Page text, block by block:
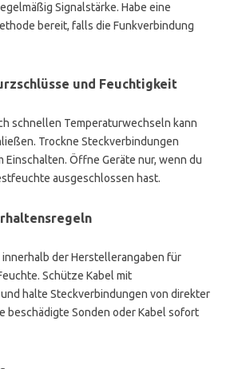
Signalstärke. Habe eine
bereit, falls die Funkverbindung
und Feuchtigkeit
schnellen Temperaturwechseln kann
Trockne Steckverbindungen
Einschalten. Öffne Geräte nur, wenn du
ausgeschlossen hast.
innerhalb der Herstellerangaben für
Schütze Kabel mit
halte Steckverbindungen von direkter
beschädigte Sonden oder Kabel sofort